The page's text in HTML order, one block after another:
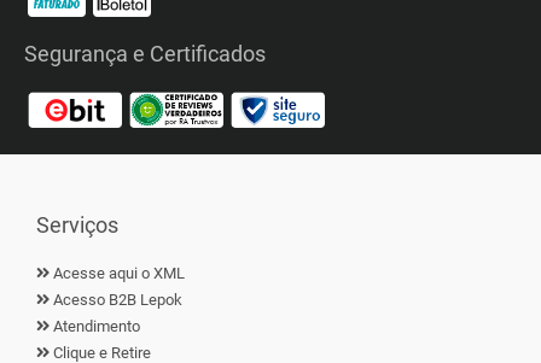
Segurança e Certificados
Serviços
Acesse aqui o XML
Acesso B2B Lepok
Atendimento
Clique e Retire